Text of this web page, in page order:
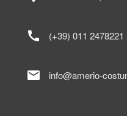
call (+39) 011 2478221
mail info@amerio-